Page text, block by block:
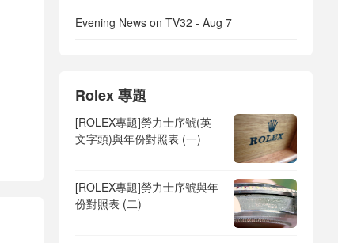
Evening News on TV32 - Aug 7
Rolex 專題
[ROLEX專題]勞力士序號(英
文字頭)與年份對照表 (一)
[ROLEX專題]勞力士序號與年
份對照表 (二)